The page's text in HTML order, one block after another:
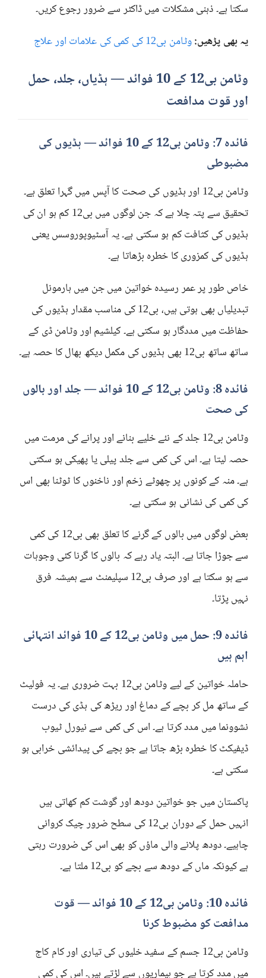
سکتا ہے۔ ذہنی مشکلات میں ڈاکٹر سے ضرور رجوع کریں۔
یہ بھی پڑھیں:وٹامن بی12 کی کمی کی علامات اور علاج
وٹامن بی12 کے 10 فوائد — ہڈیاں، جلد، حمل
اور قوت مدافعت
فائدہ 7: وٹامن بی12 کے 10 فوائد — ہڈیوں کی
مضبوطی
وٹامن بی12 اور ہڈیوں کی صحت کا آپس میں گہرا تعلق ہے۔
تحقیق سے پتہ چلا ہے کہ جن لوگوں میں بی12 کم ہو ان کی
ہڈیوں کی کثافت کم ہو سکتی ہے۔ یہ آسٹیوپوروسس یعنی
ہڈیوں کی کمزوری کا خطرہ بڑھاتا ہے۔
خاص طور پر عمر رسیدہ خواتین میں جن میں ہارمونل
تبدیلیاں بھی ہوتی ہیں، بی12 کی مناسب مقدار ہڈیوں کی
حفاظت میں مددگار ہو سکتی ہے۔ کیلشیم اور وٹامن ڈی کے
ساتھ ساتھ بی12 بھی ہڈیوں کی مکمل دیکھ بھال کا حصہ ہے۔
فائدہ 8: وٹامن بی12 کے 10 فوائد — جلد اور بالوں
کی صحت
وٹامن بی12 جلد کے نئے خلیے بنانے اور پرانے کی مرمت میں
حصہ لیتا ہے۔ اس کی کمی سے جلد پیلی یا پھیکی ہو سکتی
ہے۔ منہ کے کونوں پر چھوٹے زخم اور ناخنوں کا ٹوٹنا بھی اس
کی کمی کی نشانی ہو سکتی ہے۔
بعض لوگوں میں بالوں کے گرنے کا تعلق بھی بی12 کی کمی
سے جوڑا جاتا ہے۔ البتہ یاد رہے کہ بالوں کا گرنا کئی وجوہات
سے ہو سکتا ہے اور صرف بی12 سپلیمنٹ سے ہمیشہ فرق
نہیں پڑتا۔
فائدہ 9: حمل میں وٹامن بی12 کے 10 فوائد انتہائی
اہم ہیں
حاملہ خواتین کے لیے وٹامن بی12 بہت ضروری ہے۔ یہ فولیٹ
کے ساتھ مل کر بچے کے دماغ اور ریڑھ کی ہڈی کی درست
نشوونما میں مدد کرتا ہے۔ اس کی کمی سے نیورل ٹیوب
ڈیفیکٹ کا خطرہ بڑھ جاتا ہے جو بچے کی پیدائشی خرابی ہو
سکتی ہے۔
پاکستان میں جو خواتین دودھ اور گوشت کم کھاتی ہیں
انہیں حمل کے دوران بی12 کی سطح ضرور چیک کروانی
چاہیے۔ دودھ پلانے والی ماؤں کو بھی اس کی ضرورت رہتی
ہے کیونکہ ماں کے دودھ سے بچے کو بی12 ملتا ہے۔
فائدہ 10: وٹامن بی12 کے 10 فوائد — قوت
مدافعت کو مضبوط کرنا
وٹامن بی12 جسم کے سفید خلیوں کی تیاری اور کام کاج
میں مدد کرتا ہے جو بیماریوں سے لڑتے ہیں۔ اس کی کمی